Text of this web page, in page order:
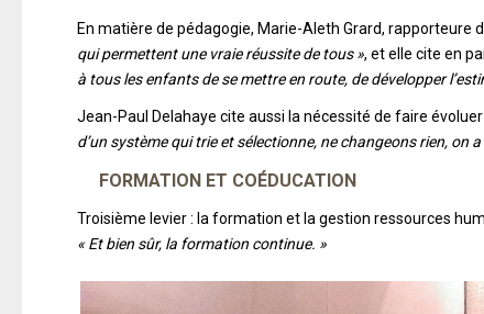
En matière de pédagogie, Marie-Aleth Grard, rapporteure
qui permettent une vraie réussite de tous », et elle cite en
à tous les enfants de se mettre en route, de développer
Jean-Paul Delahaye cite aussi la nécessité de faire évoluer
d’un système qui trie et sélectionne, ne changeons rien, on
FORMATION ET COÉDUCATION
Troisième levier : la formation et la gestion ressources
« Et bien sûr, la formation continue. »